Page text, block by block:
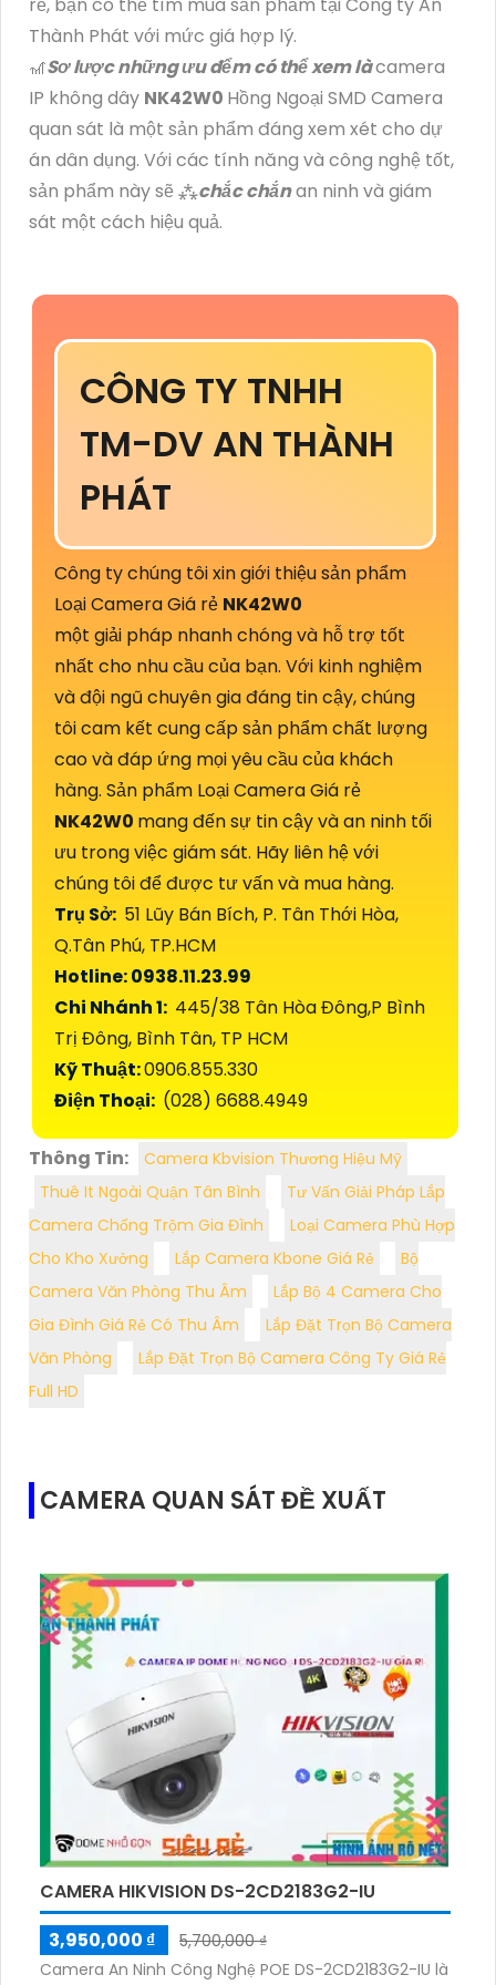
rẻ, bạn có thể tìm mua sản phẩm tại Công ty An
Thành Phát với mức giá hợp lý.
🎢Sơ lược những ưu đểm có thể xem làcamera
IP không dây NK42W0 Hồng Ngoại SMD Camera
quan sát là một sản phẩm đáng xem xét cho dự
án dân dụng. Với các tính năng và công nghệ tốt,
sản phẩm này sẽ ⁂chắc chắnan ninh và giám
sát một cách hiệu quả.
CÔNG TY TNHH
TM-DV AN THÀNH
PHÁT
Công ty chúng tôi xin giới thiệu sản phẩm
Loại Camera Giá rẻ NK42W0
một giải pháp nhanh chóng và hỗ trợ tốt
nhất cho nhu cầu của bạn. Với kinh nghiệm
và đội ngũ chuyên gia đáng tin cậy, chúng
tôi cam kết cung cấp sản phẩm chất lượng
cao và đáp ứng mọi yêu cầu của khách
hàng. Sản phẩm Loại Camera Giá rẻ
NK42W0 mang đến sự tin cậy và an ninh tối
ưu trong việc giám sát. Hãy liên hệ với
chúng tôi để được tư vấn và mua hàng.
Trụ Sở: 51 Lũy Bán Bích, P. Tân Thới Hòa,
Q.Tân Phú, TP.HCM
Hotline: 0938.11.23.99
Chi Nhánh 1: 445/38 Tân Hòa Đông,P Bình
Trị Đông, Bình Tân, TP HCM
Kỹ Thuật:0906.855.330
Điện Thoại: (028) 6688.4949
Thông Tin:
Camera Kbvision Thương Hiệu Mỹ
Thuê It Ngoài Quận Tân Bình
Tư Vấn Giải Pháp Lắp
Camera Chống Trộm Gia Đình
Loại Camera Phù Hợp
Cho Kho Xưởng
Lắp Camera Kbone Giá Rẻ
Bộ
Camera Văn Phòng Thu Âm
Lắp Bộ 4 Camera Cho
Gia Đình Giá Rẻ Có Thu Âm
Lắp Đặt Trọn Bộ Camera
Văn Phòng
Lắp Đặt Trọn Bộ Camera Công Ty Giá Rẻ
Full HD
CAMERA QUAN SÁT ĐỀ XUẤT
CAMERA HIKVISION DS-2CD2183G2-IU
3,950,000 ₫
5,700,000 ₫
Camera An Ninh Công Nghệ POE DS-2CD2183G2-IU là